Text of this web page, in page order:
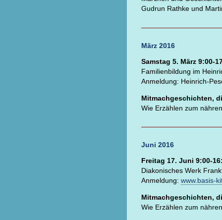
Gudrun Rathke und
März 2016
Samstag 5. März 9:00-
Familienbildung im
Anmeldung: Heinrich-
Mitmachgeschichten,
Wie Erzählen zum
Juni 2016
Freitag 17. Juni 9:00-
Diakonisches Werk
Anmeldung: www.basis-
Mitmachgeschichten,
Wie Erzählen zum